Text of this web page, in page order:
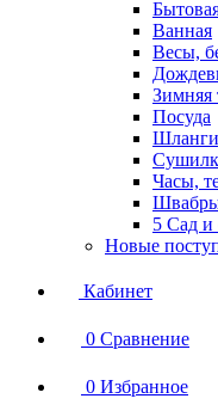
Ванная
Весы,
Зимняя
Посуда
Часы,
5 Сад и
Новые
Кабинет
0 Сравнение
0 Избранное